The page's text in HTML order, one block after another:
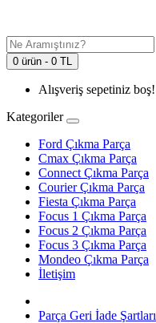
0 ürün - 0 TL
Alışveriş sepetiniz boş!
Kategoriler
Ford Çıkma Parça
Cmax Çıkma Parça
Connect Çıkma Parça
Courier Çıkma Parça
Fiesta Çıkma Parça
Focus 1 Çıkma Parça
Focus 2 Çıkma Parça
Focus 3 Çıkma Parça
Mondeo Çıkma Parça
İletişim
Parça Geri İade Şartları